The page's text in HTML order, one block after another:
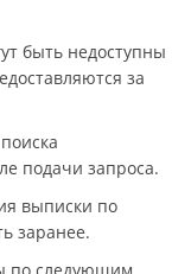
быть недоступны
за
подачи запроса.
выписки по
заранее.